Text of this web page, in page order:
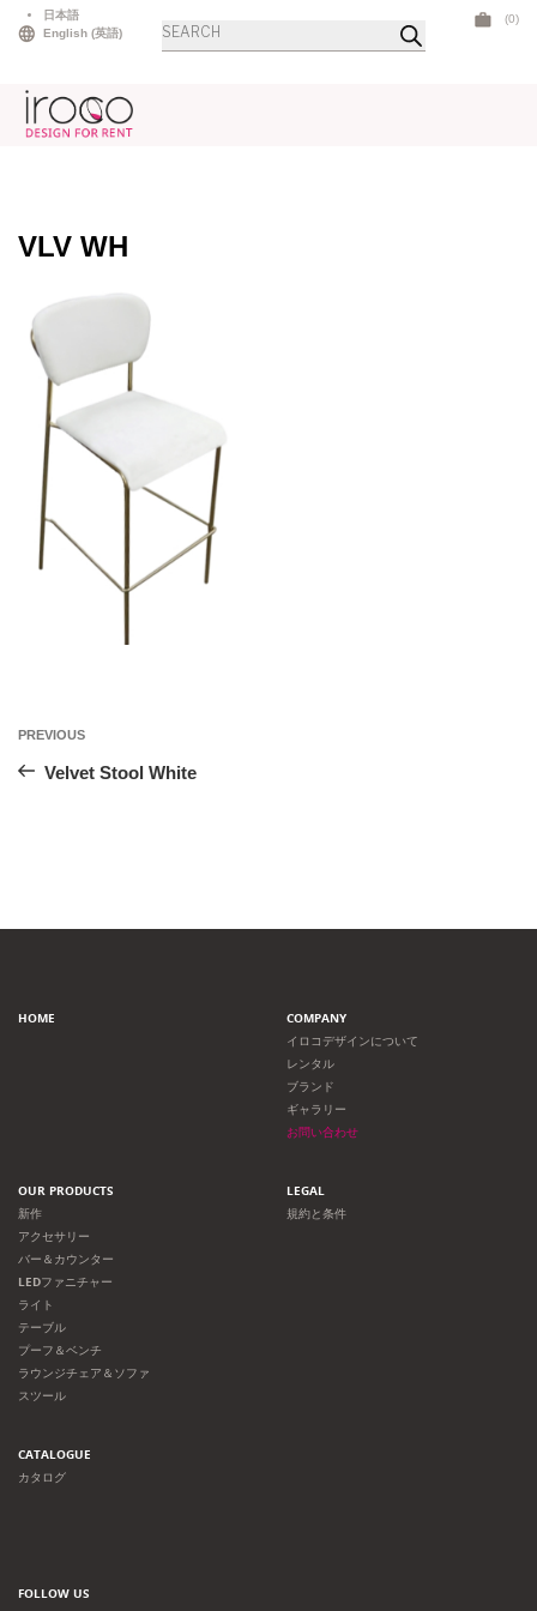
日本語
English (英語)
Products
search
(0)
VLV WH
投
稿
ゲ
シ
Previous
PREVIOUS
Velvet Stool White
HOME
COMPANY
イロコデザインについて
レンタル
ブランド
ギャラリー
お問い合わせ
OUR PRODUCTS
新作
アクセサリー
バー＆カウンター
LEDファニチャー
ライト
テーブル
プーフ＆ベンチ
ラウンジチェア＆ソファ
スツール
LEGAL
規約と条件
CATALOGUE
カタログ
FOLLOW US